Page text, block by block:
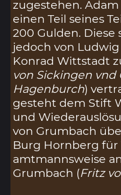
zugestehen.
einen Teil seines
200 Gulden.
jedoch von
Konrad Wittstadt
von Sickingen
Hagenburch)
gesteht dem Stift
und
von Grumbach
Burg Hornberg für
amtmannsweise
Grumbach (Fritz